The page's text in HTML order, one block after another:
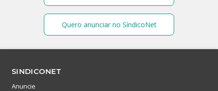
Quero anunciar no SíndicoNet
SINDICONET
Anuncie